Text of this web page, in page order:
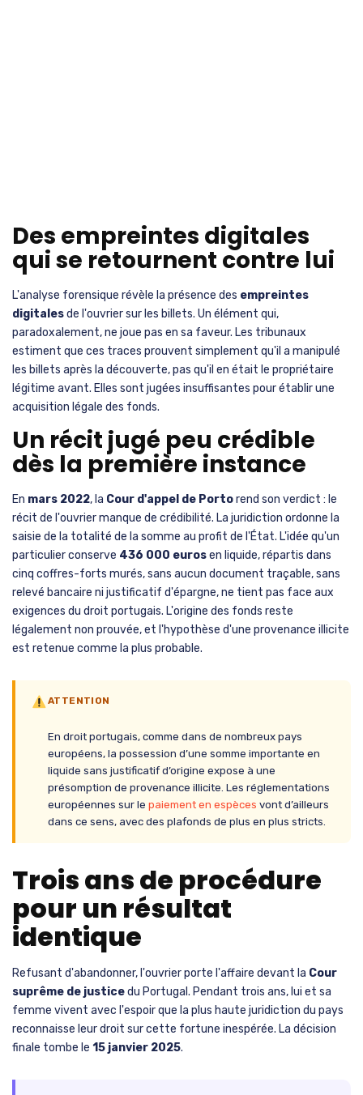
Des empreintes digitales
qui se retournent contre lui
L'analyse forensique révèle la présence des empreintes
digitalesde l'ouvrier sur les billets. Un élément qui,
paradoxalement, ne joue pas en sa faveur. Les tribunaux
estiment que ces traces prouvent simplement qu'il a manipulé
les billets après la découverte, pas qu'il en était le propriétaire
légitime avant. Elles sont jugées insuffisantes pour établir une
acquisition légale des fonds.
Un récit jugé peu crédible
dès la première instance
En mars 2022, la Cour d'appel de Portorend son verdict : le
récit de l'ouvrier manque de crédibilité. La juridiction ordonne la
saisie de la totalité de la somme au profit de l'État. L'idée qu'un
particulier conserve 436 000 eurosen liquide, répartis dans
cinq coffres-forts murés, sans aucun document traçable, sans
relevé bancaire ni justificatif d'épargne, ne tient pas face aux
exigences du droit portugais. L'origine des fonds reste
légalement non prouvée, et l'hypothèse d'une provenance illicite
est retenue comme la plus probable.
ATTENTION
En droit portugais, comme dans de nombreux pays
européens, la possession d’une somme importante en
liquide sans justificatif d’origine expose à une
présomption de provenance illicite. Les réglementations
européennes sur le paiement en espèces vont d’ailleurs
dans ce sens, avec des plafonds de plus en plus stricts.
Trois ans de procédure
pour un résultat
identique
Refusant d'abandonner, l'ouvrier porte l'affaire devant la Cour
suprême de justicedu Portugal. Pendant trois ans, lui et sa
femme vivent avec l'espoir que la plus haute juridiction du pays
reconnaisse leur droit sur cette fortune inespérée. La décision
finale tombe le 15 janvier 2025.